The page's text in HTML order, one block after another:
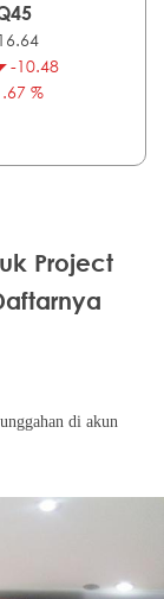
-10.48
%
Project
di akun